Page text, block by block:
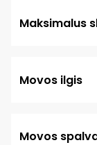
Maksimalus
Movos ilgis
Movos